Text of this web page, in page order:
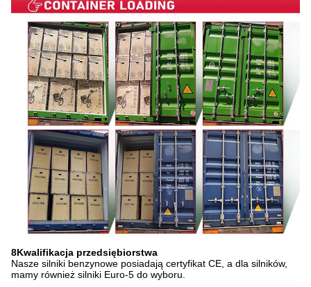
8Kwalifikacja przedsiębiorstwa
Nasze silniki benzynowe posiadają certyfikat CE, a dla silników,
mamy również silniki Euro-5 do wyboru.